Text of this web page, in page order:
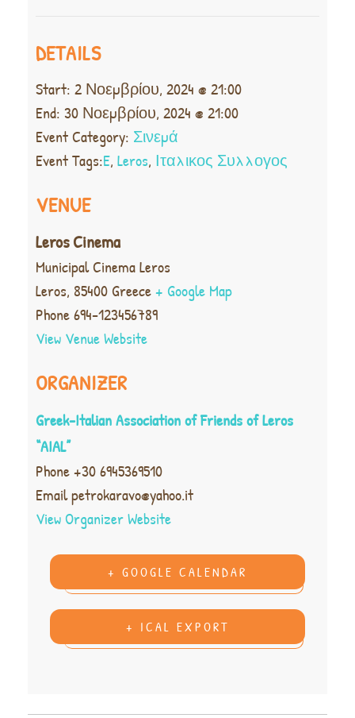
DETAILS
Start: 2 Νοεμβρίου, 2024 @ 21:00
End: 30 Νοεμβρίου, 2024 @ 21:00
Event Category: Σινεμά
Event Tags:E, Leros, Ιταλικος Συλλογος
VENUE
Leros Cinema
Municipal Cinema Leros
Leros, 85400 Greece+ Google Map
Phone694-123456789
View Venue Website
ORGANIZER
Greek-Italian Association of Friends of Leros
“AIAL”
Phone+30 6945369510
Emailpetrokaravo@yahoo.it
View Organizer Website
+ GOOGLE CALENDAR
+ ICAL EXPORT